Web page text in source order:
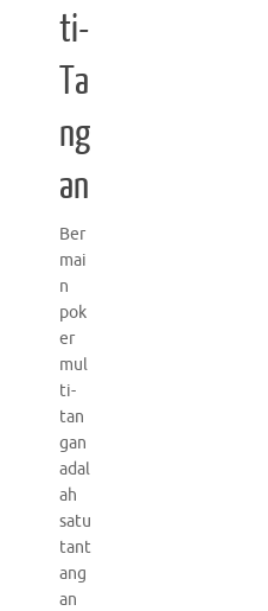
ti-
Ta
ng
an
Ber
mai
n
pok
er
mul
ti-
tan
gan
adal
ah
satu
tant
ang
an